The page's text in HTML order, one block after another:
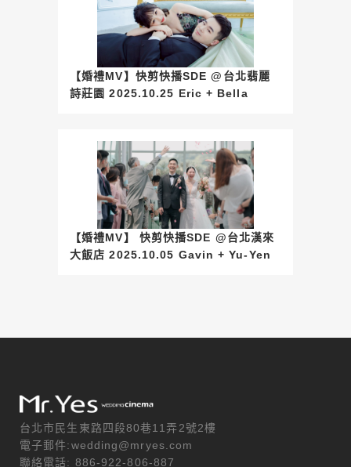
【婚禮MV】快剪快播SDE @台北翡麗
詩莊園 2025.10.25 Eric + Bella
【婚禮MV】 快剪快播SDE @台北漢來
大飯店 2025.10.05 Gavin + Yu-Yen
台北市民生東路四段80巷11弄2號2樓
電子郵件:wedding@mryes.com
聯絡電話: 886-922-806-887